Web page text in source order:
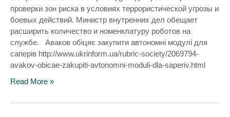
проверки зон риска в условиях террористической угрозы и
боевых действий. Министр внутренних дел обещает
расширить количество и номенклатуру роботов на
службе. Аваков обіцяє закупити автономні модулі для
саперів http://www.ukrinform.ua/rubric-society/2069794-
avakov-obicae-zakupiti-avtonomni-moduli-dla-saperiv.html
Read More »